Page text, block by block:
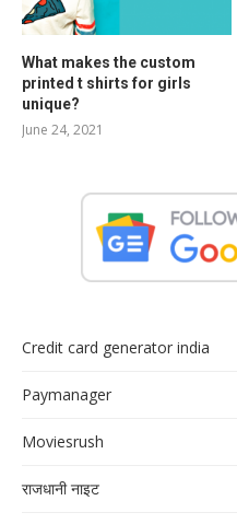
What makes the custom
printed t shirts for girls
unique?
June 24, 2021
Credit card generator india
Paymanager
Moviesrush
राजधानी नाइट